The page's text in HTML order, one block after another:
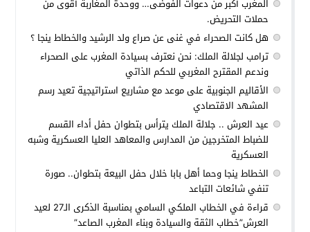
المغرب أكبر من دعوات الفوضى… ووحدة المغاربة أقوى من
حملات التحريض.
هل كانت الصحراء في غنى عن صراع ولد الرشيد والخطاط ينجا ؟
ترامب لجلالة الملك: نحن نعترف بسيادة المغرب على الصحراء
وندعم المقترح المغربي للحكم الذاتي
الأقاليم الجنوبية على موعد مع مشاريع استراتيجية تعيد رسم
المشهد الاقتصادي
عيد العرش .. جلالة الملك يترأس بتطوان حفل أداء القسم
للضباط المتخرجين من المدارس والمعاهد العليا العسكرية وشبه
العسكرية
الخطاط ينجا وحما أهل بابا خلال حفل البيعة بتطوان.. صورة
تنفي شائعات التباعد
قراءة في الخطاب الملكي السامي بمناسبة الذكرى الـ27 لعيد
العرش”خطاب الثقة والسيادة وبناء المغرب الصاعد”